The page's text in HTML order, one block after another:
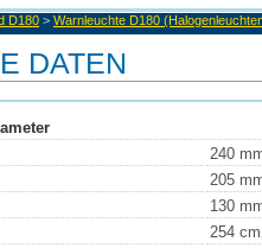
D180 > Warnleuchte D180
DATEN
240
205
130
254